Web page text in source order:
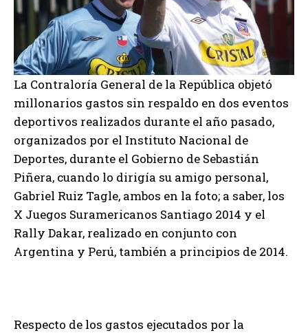
La Contraloría General de la República objetó
millonarios gastos sin respaldo en dos eventos
deportivos realizados durante el año pasado,
organizados por el Instituto Nacional de
Deportes, durante el Gobierno de Sebastián
Piñera, cuando lo dirigía su amigo personal,
Gabriel Ruiz Tagle, ambos en la foto; a saber, los
X Juegos Suramericanos Santiago 2014 y el
Rally Dakar, realizado en conjunto con
Argentina y Perú, también a principios de 2014.
Respecto de los gastos ejecutados por la